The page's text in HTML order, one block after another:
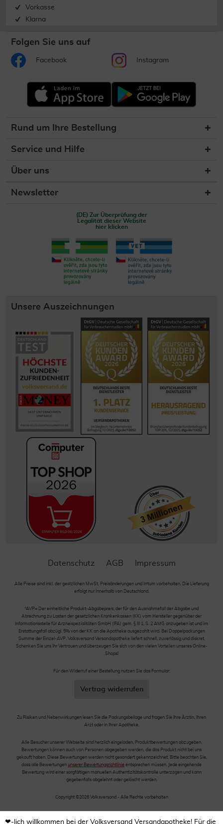
Vorkasse
Klarna
Folgen Sie uns auf
Facebook Instagram
Rund um Ihre Bestellung
Service und Hilfe
Über uns
Newsletter
(DE) Zur Überprüfung der
Legalität dieser Website
hier klicken
Unsere Auszeichnungen
Datenschutz AGB Impressum
Alle Preise sind inkl. der gestzlichen MwSt. Preisänderungen und Irrtum vorbehalten. Die Lieferung
erfolgt nur innerhalb von Deutschland.
*AVP= Der einheitliche Produkt-Abgabepreis, der für den Ausnahmefall der Abgabe und
Abrechnung zu Lasten der gesetzlichen Krankenkassen (KK) vom Hersteller gegenüber der
Informationsstelle für Arzneispezialitäten GmbH (IFA) gem. § III 1, S. 2 AMG anzugeben ist und im
Erstattungsfall abzügl. 5% von der KK an die Apotheke ausgezahlt wird. Bei Doppelpackungen
Summe der Einzel-AVP. Volksversand Versandapotheke liefert schnell, zuverlässig und diskret.
Schenken Sie uns Ihr Vertrauen und überzeugen Sie sich von den vielen Vorteilen unseres Online-
Shops!
Für den Widerruf einer Bestellung nutzen Sie das Formular:
Vertrag widerrufen
Zu Risiken und Nebenwirkungen lesen Sie die Packungsbeilage und fragen Sie Ihre Ärztin, Ihren
Arzt oder in Ihrer Apotheke.
Alle Besucher unserer Webseite sind herzlich eingeladen, Produktbewertungen abzugeben.
Bewertungen können auch von Personen abgegeben werden, die das Produkt nicht bei uns
gekauft haben. Diese Bewertungen werden nicht gesondert gekennzeichnet. Bitte beachten Sie,
dass alle Bewertungen unserer Bewertungsrichtlinie entsprechen müssen. Jede eingehende
Bewertung wird einer sorgfältigen manuellen Authentizitätskontrolle unterzogen und kann
gegebenfalls abgelehnt oder gelöscht werden.
Copyright ©2026 Volksversand - Alle Rechte vorbehalten
❤-lich willkommen bei der Volksversand Versandapotheke! Für die